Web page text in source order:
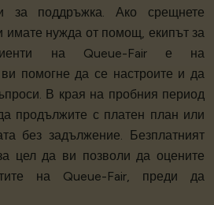
за поддръжка. Ако срещнете
имате нужда от помощ, екипът за
на Queue-Fair е на
помогне да се настроите и да
В края на пробния период
продължите с платен план или
без задължение. Безплатният
цел да ви позволи да оцените
на Queue-Fair, преди да